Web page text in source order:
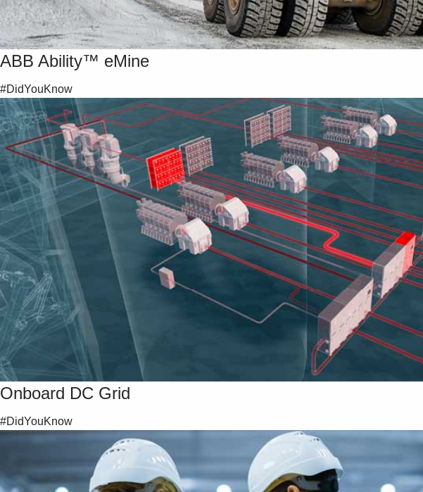
ABB Ability™ eMine
#DidYouKnow
Onboard DC Grid
#DidYouKnow